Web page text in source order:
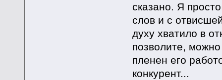
сказано. Я
слов и с
духу хватило в
позволите,
пленен его
конкурент...